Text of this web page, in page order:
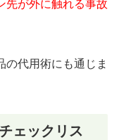
先が外に触れる事故
の代用術にも通じま
ェックリス